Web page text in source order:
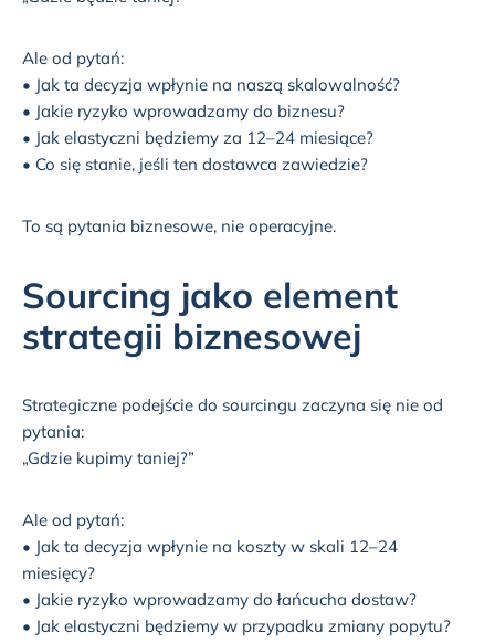
Ale od pytań:
• Jak ta decyzja wpłynie na naszą skalowalność?
• Jakie ryzyko wprowadzamy do biznesu?
• Jak elastyczni będziemy za 12–24 miesiące?
• Co się stanie, jeśli ten dostawca zawiedzie?
To są pytania biznesowe, nie operacyjne.
Sourcing jako element
strategii biznesowej
Strategiczne podejście do sourcingu zaczyna się nie od
pytania:
„Gdzie kupimy taniej?”
Ale od pytań:
• Jak ta decyzja wpłynie na koszty w skali 12–24
miesięcy?
• Jakie ryzyko wprowadzamy do łańcucha dostaw?
• Jak elastyczni będziemy w przypadku zmiany popytu?